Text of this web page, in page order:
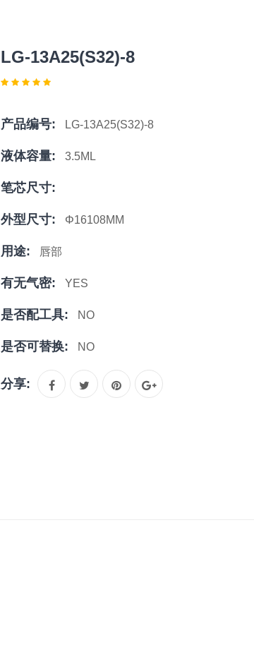
LG-13A25(S32)-8
产品编号: LG-13A25(S32)-8
液体容量: 3.5ML
笔芯尺寸:
外型尺寸: Φ16108MM
用途: 唇部
有无气密: YES
是否配工具: NO
是否可替换: NO
分享: